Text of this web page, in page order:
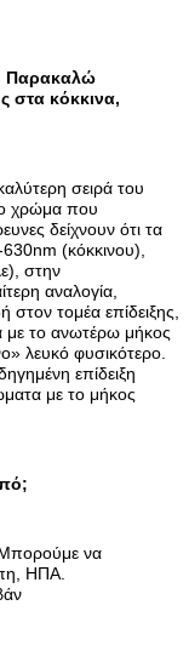
Παρακαλώ
στα κόκκινα,
σειρά του
χρώμα που
δείχνουν ότι τα
(κόκκινου),
στην
αναλογία,
τομέα επίδειξης,
με το ανωτέρω μήκος
λευκό φυσικότερο.
επίδειξη
με το μήκος
να
ΗΠΑ.